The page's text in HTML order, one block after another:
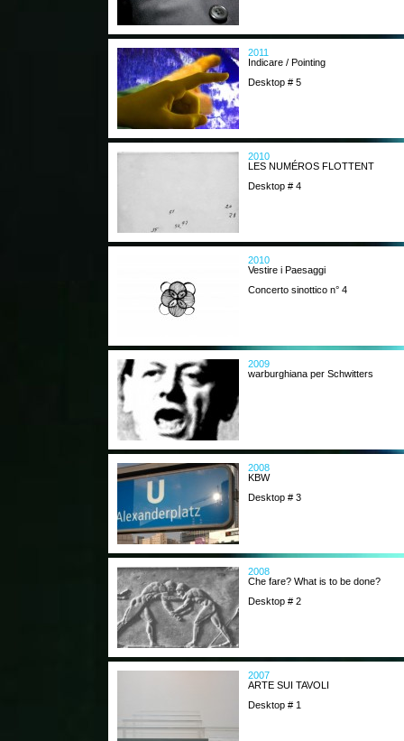
2011
Indicare / Pointing
Desktop # 5
2010
LES NUMÉROS FLOTTENT
Desktop # 4
2010
Vestire i Paesaggi
Concerto sinottico n° 4
2009
warburghiana per Schwitters
2008
KBW
Desktop # 3
2008
Che fare? What is to be done?
Desktop # 2
2007
ARTE SUI TAVOLI
Desktop # 1